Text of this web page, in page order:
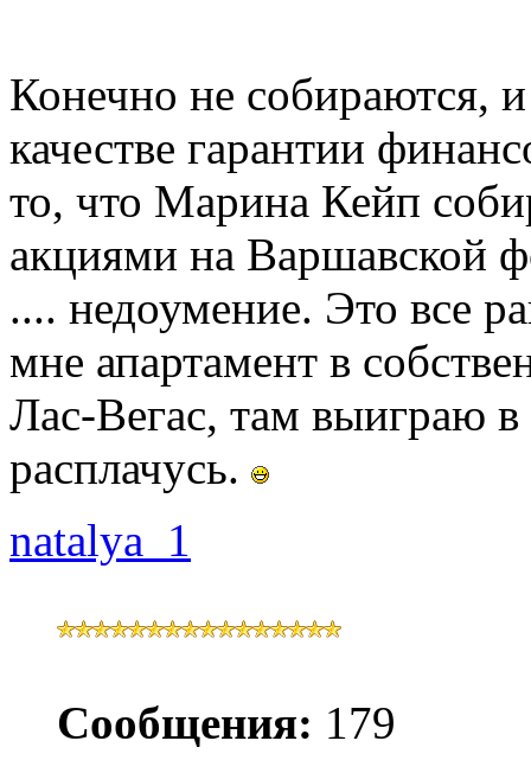
Конечно не собираются,
качестве гарантии
то, что Марина Кейп
акциями на Варшавской
.... недоумение. Это все
мне апартамент в
Лас-Вегас, там выиграю в
расплачусь.
natalya_1
Сообщения: 179